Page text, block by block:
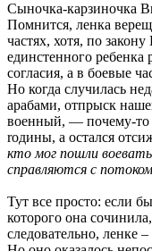
Сыночка-карзиночка
Помнится, ленка
частях, хотя, по
единстенного ребенка
согласия, а в боевые
Но когда случилась
арабами, отпрыск
военный, — почему-то
rодины, а остался
кто мог пошли
справляются с
Тут все просто: если
которого она
следовательно, ленке